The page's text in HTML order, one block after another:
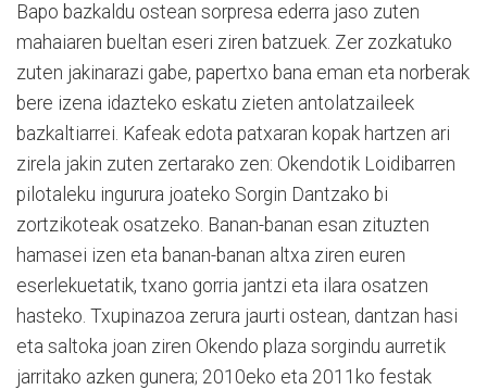
Bapo bazkaldu ostean sorpresa ederra jaso zuten
mahaiaren bueltan eseri ziren batzuek. Zer zozkatuko
zuten jakinarazi gabe, papertxo bana eman eta norberak
bere izena idazteko eskatu zieten antolatzaileek
bazkaltiarrei. Kafeak edota patxaran kopak hartzen ari
zirela jakin zuten zertarako zen: Okendotik Loidibarren
pilotaleku ingurura joateko Sorgin Dantzako bi
zortzikoteak osatzeko. Banan-banan esan zituzten
hamasei izen eta banan-banan altxa ziren euren
eserlekuetatik, txano gorria jantzi eta ilara osatzen
hasteko. Txupinazoa zerura jaurti ostean, dantzan hasi
eta saltoka joan ziren Okendo plaza sorgindu aurretik
jarritako azken gunera; 2010eko eta 2011ko festak